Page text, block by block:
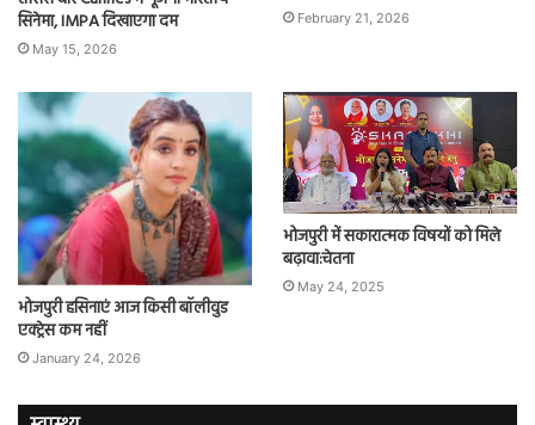
सिनेमा, IMPA दिखाएगा दम
May 15, 2026
February 21, 2026
भोजपुरी हसिनाएं आज किसी बॉलीवुड
एक्ट्रेस कम नहीं
January 24, 2026
भोजपुरी में सकारात्मक विषयों को मिले
बढ़ावा:चेतना
May 24, 2025